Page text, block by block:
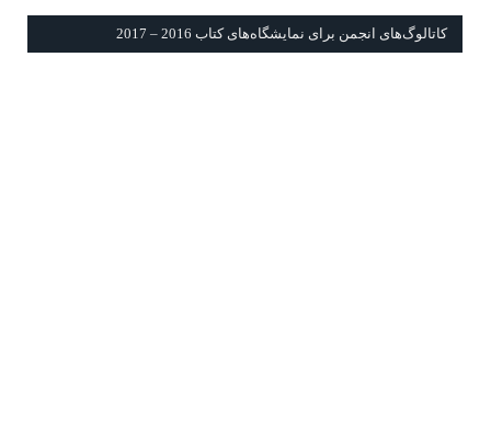
كاتالوگ‌های انجمن برای نمايشگاه‌های كتاب 2016 – 2017